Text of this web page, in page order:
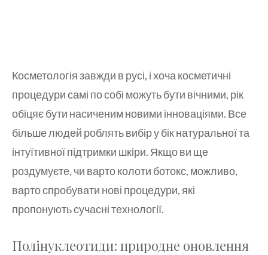
Косметологія завжди в русі, і хоча косметичні
процедури самі по собі можуть бути вічними, рік
обіцяє бути насиченим новими інноваціями. Все
більше людей роблять вибір у бік натуральної та
інтуїтивної підтримки шкіри. Якщо ви ще
роздумуєте, чи варто колоти ботокс, можливо,
варто спробувати нові процедури, які
пропонують сучасні технології.
Полінуклеотиди: природне оновлення